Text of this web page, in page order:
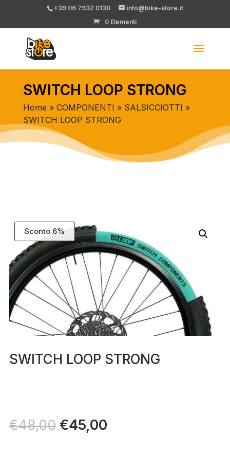
+39 06 7932 0130
info@bike-store.it
0 Elementi
SWITCH LOOP STRONG
Home » COMPONENTI » SALSICCIOTTI »
SWITCH LOOP STRONG
Sconto 6%
SWITCH LOOP STRONG
€48,00 Il
prezzo
€45,00Il